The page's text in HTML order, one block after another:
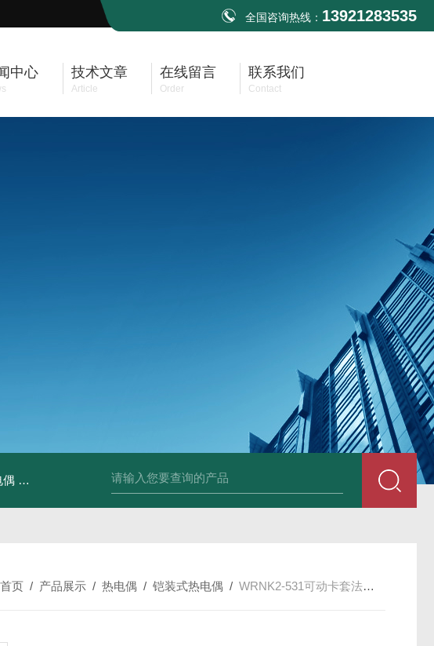
全国咨询热线： 13921283535
中心 技术文章
Article
在线留言
Order
联系我们
Contact
偶 WZP-731套管式热电阻 WZP2-731套管式热电阻 塑料液面计
首页 / 产品展示 /热电偶 /铠装式热电偶 /WRNK2-531可动卡套法兰装置式铠装热电偶